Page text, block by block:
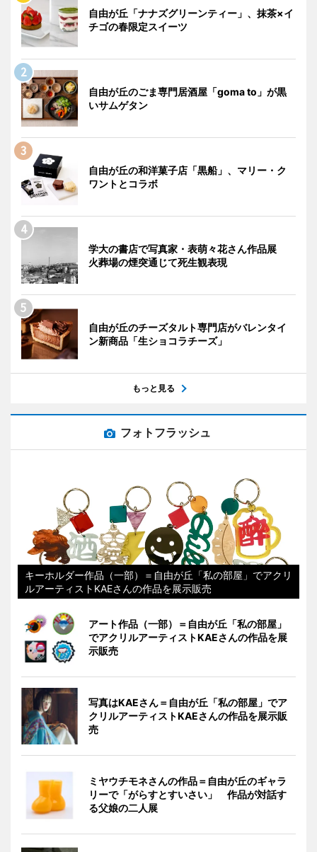
自由が丘「ナナズグリーンティー」、抹茶×イ
チゴの春限定スイーツ
自由が丘のごま専門居酒屋「goma to」が黒
いサムゲタン
自由が丘の和洋菓子店「黒船」、マリー・ク
ワントとコラボ
学大の書店で写真家・表萌々花さん作品展
火葬場の煙突通じて死生観表現
自由が丘のチーズタルト専門店がバレンタイ
ン新商品「生ショコラチーズ」
もっと見る
フォトフラッシュ
キーホルダー作品（一部）＝自由が丘「私の部屋」でアクリ
ルアーティストKAEさんの作品を展示販売
アート作品（一部）＝自由が丘「私の部屋」
でアクリルアーティストKAEさんの作品を展
示販売
写真はKAEさん＝自由が丘「私の部屋」でア
クリルアーティストKAEさんの作品を展示販
売
ミヤウチモネさんの作品＝自由が丘のギャラ
リーで「がらすとすいさい」 作品が対話す
る父娘の二人展